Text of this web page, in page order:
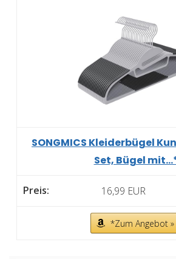
SONGMICS Kleiderbügel
Set, Bügel
16,99 EUR
*Zum Angebot »